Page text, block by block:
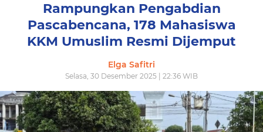
Rampungkan Pengabdian
Pascabencana, 178 Mahasiswa
KKM Umuslim Resmi Dijemput
Elga Safitri
Selasa, 30 Desember 2025 | 22:36 WIB